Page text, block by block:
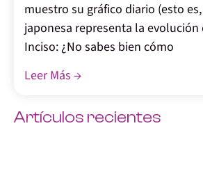
muestro su gráfico diario (esto
japonesa representa la evolución
Inciso: ¿No sabes bien cómo
Leer Más →
Artículos recientes